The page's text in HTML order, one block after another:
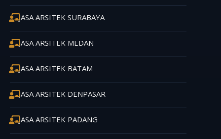
JASA ARSITEK SURABAYA
JASA ARSITEK MEDAN
JASA ARSITEK BATAM
JASA ARSITEK DENPASAR
JASA ARSITEK PADANG